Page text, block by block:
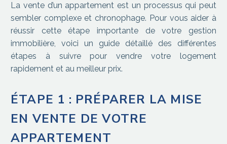
La vente d’un appartement est un processus qui peut
sembler complexe et chronophage. Pour vous aider à
réussir cette étape importante de votre gestion
immobilière, voici un guide détaillé des différentes
étapes à suivre pour vendre votre logement
rapidement et au meilleur prix.
ÉTAPE 1 : PRÉPARER LA MISE
EN VENTE DE VOTRE
APPARTEMENT